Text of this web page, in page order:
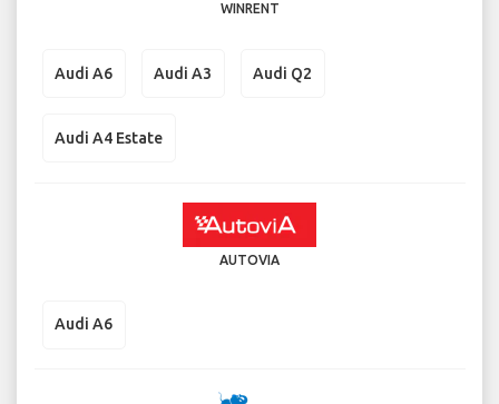
WINRENT
Audi A6 Audi A3 Audi Q2
Audi A4 Estate
AUTOVIA
Audi A6